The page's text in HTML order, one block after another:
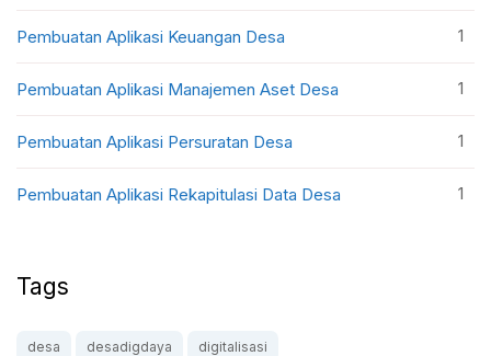
Pembuatan Aplikasi Keuangan Desa 1
Pembuatan Aplikasi Manajemen Aset Desa 1
Pembuatan Aplikasi Persuratan Desa 1
Pembuatan Aplikasi Rekapitulasi Data Desa 1
Tags
desa desadigdaya digitalisasi